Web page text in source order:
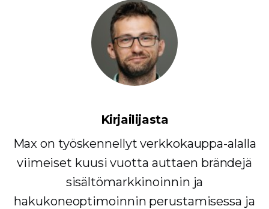
Kirjailijasta
Max on työskennellyt verkkokauppa-alalla
viimeiset kuusi vuotta auttaen brändejä
sisältömarkkinoinnin ja
hakukoneoptimoinnin perustamisessa ja